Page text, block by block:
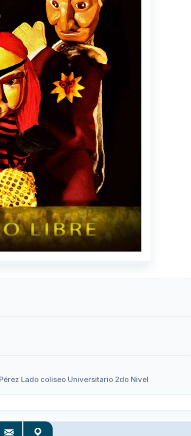
Lado coliseo Universitario 2do Nivel